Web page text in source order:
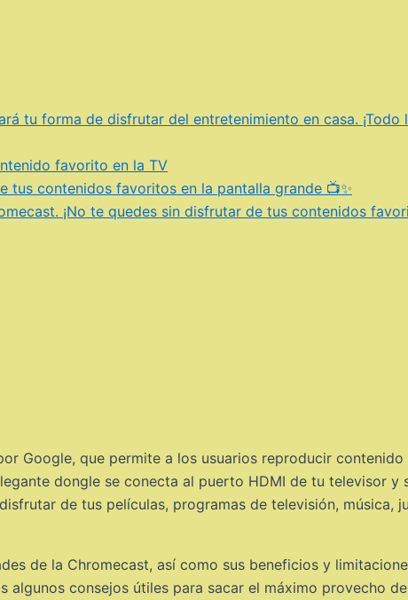
tu forma de disfrutar del entretenimiento en casa. ¡Todo
favorito en la TV
contenidos favoritos en la pantalla grande 📺✨
¡No te quedes sin disfrutar de tus contenidos
Google, que permite a los usuarios reproducir
dongle se conecta al puerto HDMI de tu televisor y
de tus películas, programas de televisión, música,
de la Chromecast, así como sus beneficios y
consejos útiles para sacar el máximo provecho